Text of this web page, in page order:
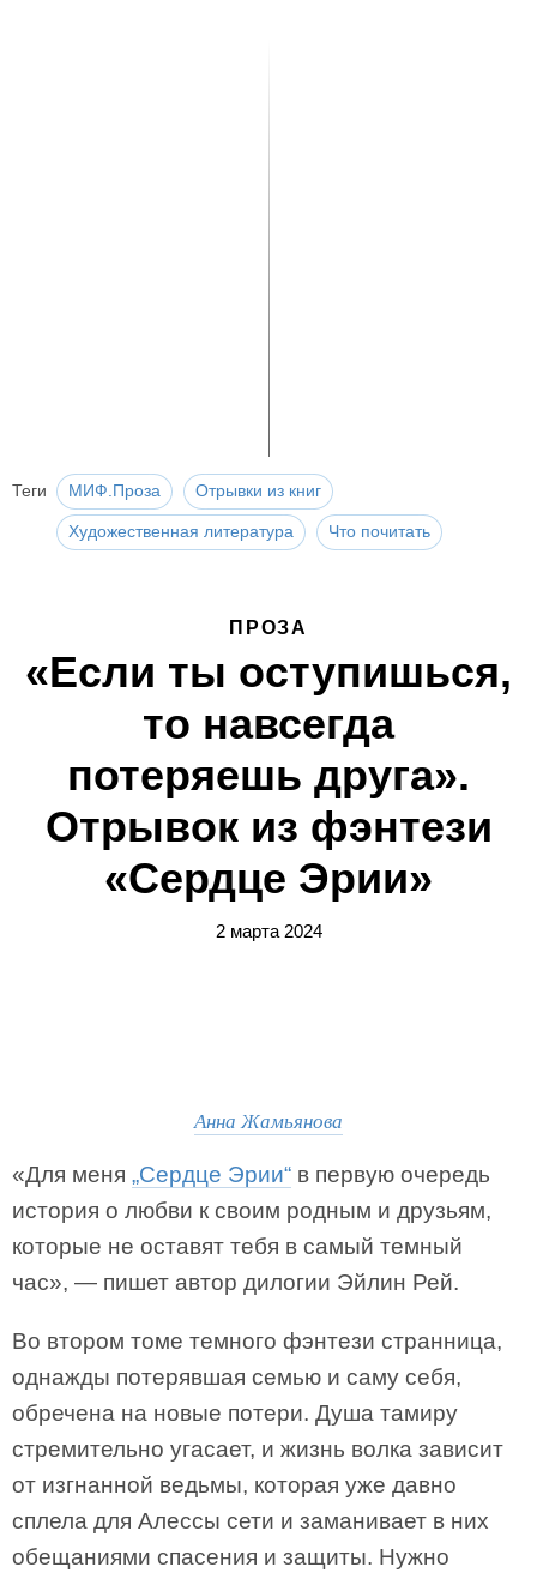
Теги МИФ.Проза Отрывки из книг
Художественная литература Что почитать
ПРОЗА
«Если ты оступишься,
то навсегда
потеряешь друга».
Отрывок из фэнтези
«Сердце Эрии»
2 марта 2024
Анна Жамьянова
«Для меня „Сердце Эрии“ в первую очередь
история о любви к своим родным и друзьям,
которые не оставят тебя в самый темный
час», — пишет автор дилогии Эйлин Рей.
Во втором томе темного фэнтези странница,
однажды потерявшая семью и саму себя,
обречена на новые потери. Душа тамиру
стремительно угасает, и жизнь волка зависит
от изгнанной ведьмы, которая уже давно
сплела для Алессы сети и заманивает в них
обещаниями спасения и защиты. Нужно